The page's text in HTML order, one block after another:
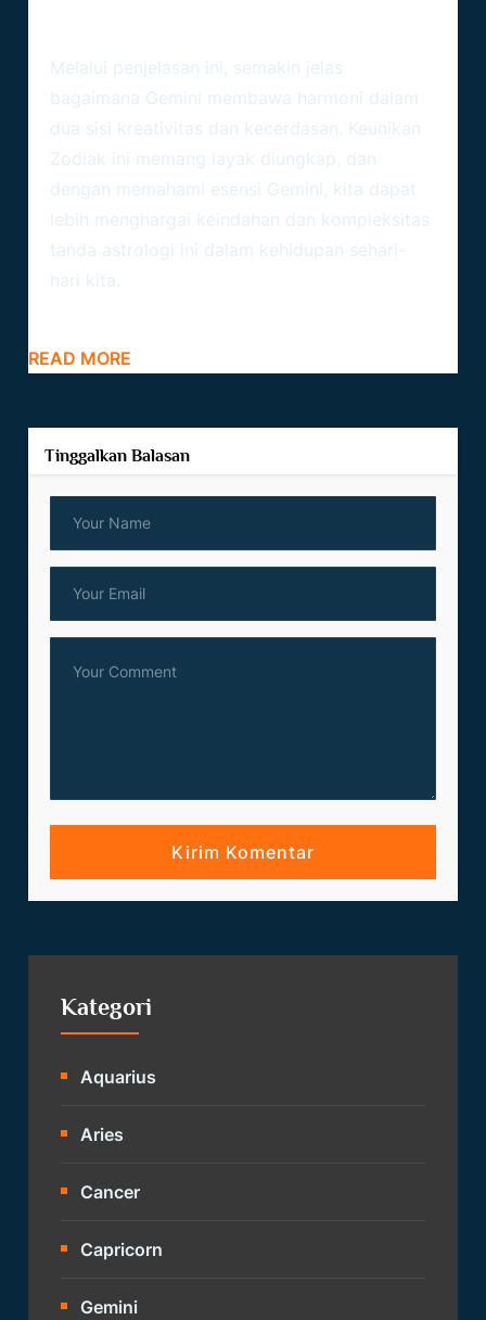
Melalui penjelasan ini, semakin jelas
bagaimana Gemini membawa harmoni dalam
dua sisi kreativitas dan kecerdasan. Keunikan
Zodiak ini memang layak diungkap, dan
dengan memahami esensi Gemini, kita dapat
lebih menghargai keindahan dan kompleksitas
tanda astrologi ini dalam kehidupan sehari-
hari kita.
READ MORE
Tinggalkan Balasan
Kategori
Aquarius
Aries
Cancer
Capricorn
Gemini